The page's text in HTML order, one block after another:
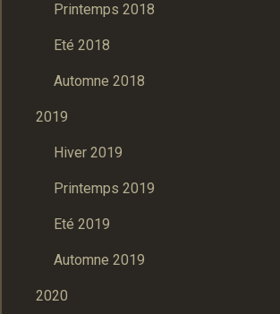
Printemps 2018
Eté 2018
Automne 2018
2019
Hiver 2019
Printemps 2019
Eté 2019
Automne 2019
2020